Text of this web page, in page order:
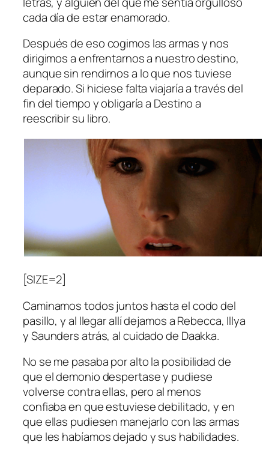
cada día de estar enamorado.
Después de eso cogimos las armas y nos
dirigimos a enfrentarnos a nuestro destino,
aunque sin rendirnos a lo que nos tuviese
deparado. Si hiciese falta viajaría a través del
fin del tiempo y obligaría a Destino a
reescribir su libro.
[SIZE=2]
Caminamos todos juntos hasta el codo del
pasillo, y al llegar allí dejamos a Rebecca, Illya
y Saunders atrás, al cuidado de Daakka.
No se me pasaba por alto la posibilidad de
que el demonio despertase y pudiese
volverse contra ellas, pero al menos
confiaba en que estuviese debilitado, y en
que ellas pudiesen manejarlo con las armas
que les habíamos dejado y sus habilidades.